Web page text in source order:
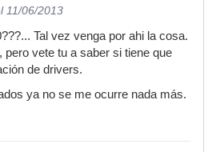
11/06/2013
Tal vez venga por ahi la cosa.
pero vete tu a saber si tiene que
de drivers.
ya no se me ocurre nada más.